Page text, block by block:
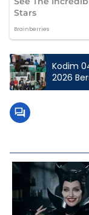
Kodim
2026